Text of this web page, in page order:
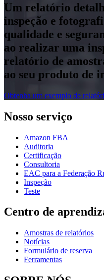
Um relatório
inspeção e
qualidade e
ao realizar uma
relatório de
ao seu produto de
Obtenha um exemplo de
Nosso serviço
Amazon FBA
Auditoria
Certificação
Consultoria
EAC para a Federação
Inspeção
Teste
Centro de
Amostras de relatórios
Notícias
Formulário de reserva
Ferramentas